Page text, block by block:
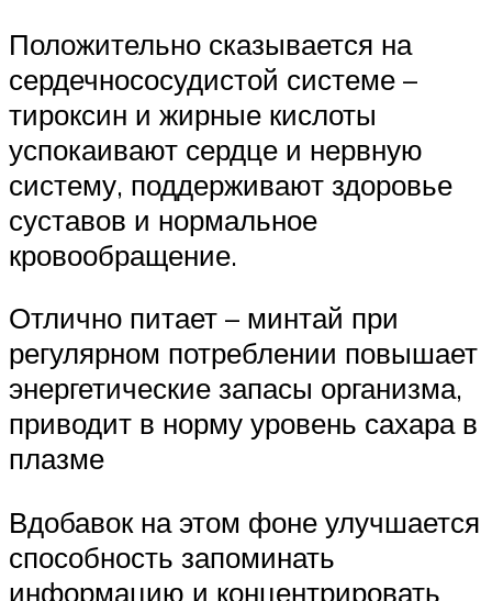
Положительно сказывается на
сердечнососудистой системе –
тироксин и жирные кислоты
успокаивают сердце и нервную
систему, поддерживают здоровье
суставов и нормальное
кровообращение.
Отлично питает – минтай при
регулярном потреблении повышает
энергетические запасы организма,
приводит в норму уровень сахара в
плазме
Вдобавок на этом фоне улучшается
способность запоминать
информацию и концентрировать